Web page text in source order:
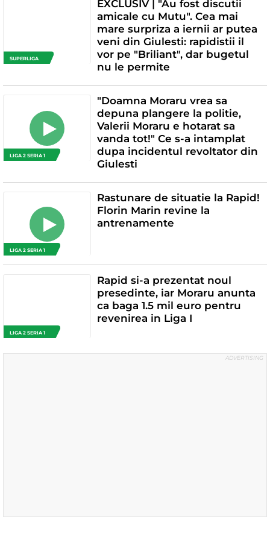
SUPERLIGA
EXCLUSIV | "Au fost discutii
amicale cu Mutu". Cea mai
mare surpriza a iernii ar putea
veni din Giulesti: rapidistii il
vor pe "Briliant", dar bugetul
nu le permite
LIGA 2 SERIA 1
"Doamna Moraru vrea sa
depuna plangere la politie,
Valerii Moraru e hotarat sa
vanda tot!" Ce s-a intamplat
dupa incidentul revoltator din
Giulesti
LIGA 2 SERIA 1
Rastunare de situatie la Rapid!
Florin Marin revine la
antrenamente
LIGA 2 SERIA 1
Rapid si-a prezentat noul
presedinte, iar Moraru anunta
ca baga 1.5 mil euro pentru
revenirea in Liga I